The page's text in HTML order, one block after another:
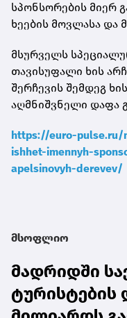
სპონსორების მიერ
ხეების მოვლასა და
მსურველს
თავისუფალი ხის
შერჩევის შემდეგ
აღმნიშვნელი დაფა
https://euro-pulse.ru/
ishhet-imennyh-
apelsinovyh-derevev/
მსოფლიო
მადრიდში
ტურისტების